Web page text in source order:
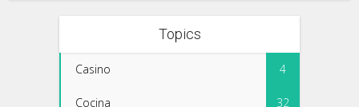
Topics
Casino 4
Cocina 32